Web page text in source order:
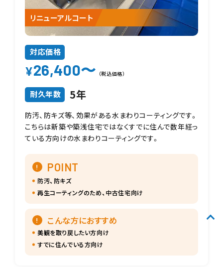
リニューアルコート
対応価格
¥26,400〜 （税込価格）
耐久年数 5年
防汚、防キズ等、効果がある水まわりコーティングです。
こちらは新築や築浅住宅ではなくすでに住んで数年経っ
ている方向けの水まわりコーティングです。
POINT
防汚、防キズ
再生コーティングのため、中古住宅向け
こんな方におすすめ
美観を取り戻したい方向け
すでに住んでいる方向け